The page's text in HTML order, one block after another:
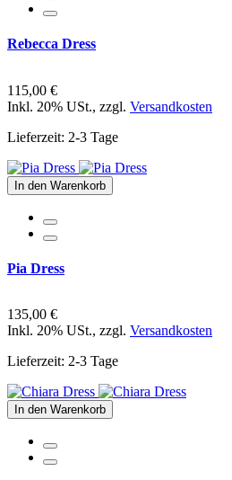
Rebecca Dress
115,00 €
Inkl. 20% USt., zzgl. Versandkosten
Lieferzeit: 2-3 Tage
In den Warenkorb
Pia Dress
135,00 €
Inkl. 20% USt., zzgl. Versandkosten
Lieferzeit: 2-3 Tage
In den Warenkorb